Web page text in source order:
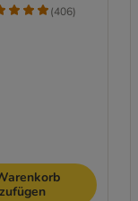
(406)